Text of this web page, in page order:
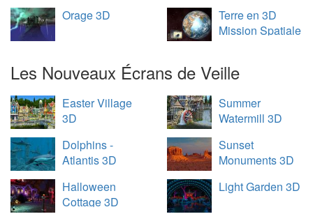
Orage 3D
Terre en 3D
Mission Spatiale
Les Nouveaux Écrans de Veille
Easter Village
3D
Summer
Watermill 3D
Dolphins -
Atlantis 3D
Sunset
Monuments 3D
Halloween
Cottage 3D
Light Garden 3D